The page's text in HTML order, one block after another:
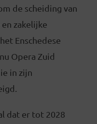
de scheiding van
zakelijke
Enschedese
Opera Zuid
in zijn
dat er tot 2028